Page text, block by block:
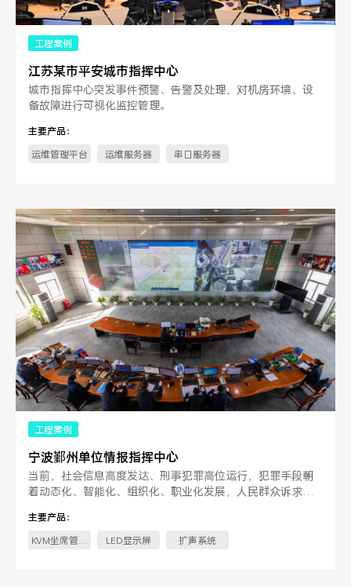
工程案例
江苏某市平安城市指挥中心
城市指挥中心突发事件预警、告警及处理，对机房环境、设
备故障进行可视化监控管理。
主要产品：
运维管理平台
运维服务器 串口服务器
工程案例
宁波鄞州单位情报指挥中心
当前，社会信息高度发达、刑事犯罪高位运行，犯罪手段朝
着动态化、智能化、组织化、职业化发展，人民群众诉求多
机关。
主要产品：
KVM坐席管理
LED显示屏 扩声系统